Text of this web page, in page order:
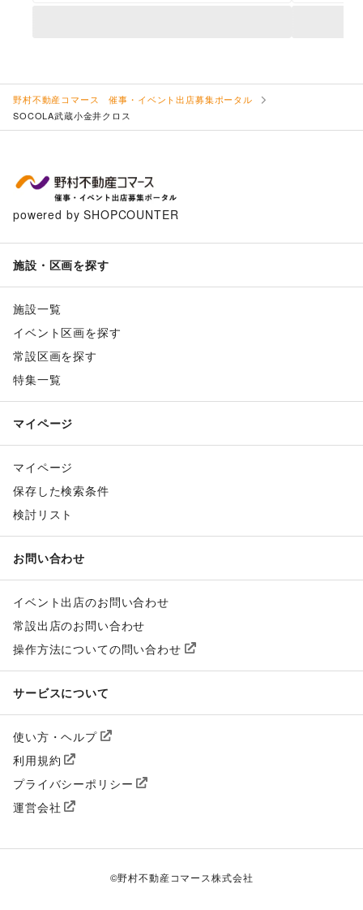
野村不動産コマース 催事・イベント出店募集ポータル
SOCOLA武蔵小金井クロス
powered by SHOPCOUNTER
施設・区画を探す
施設一覧
イベント区画を探す
常設区画を探す
特集一覧
マイページ
マイページ
保存した検索条件
検討リスト
お問い合わせ
イベント出店のお問い合わせ
常設出店のお問い合わせ
操作方法についての問い合わせ
サービスについて
使い方・ヘルプ
利用規約
プライバシーポリシー
運営会社
©野村不動産コマース株式会社